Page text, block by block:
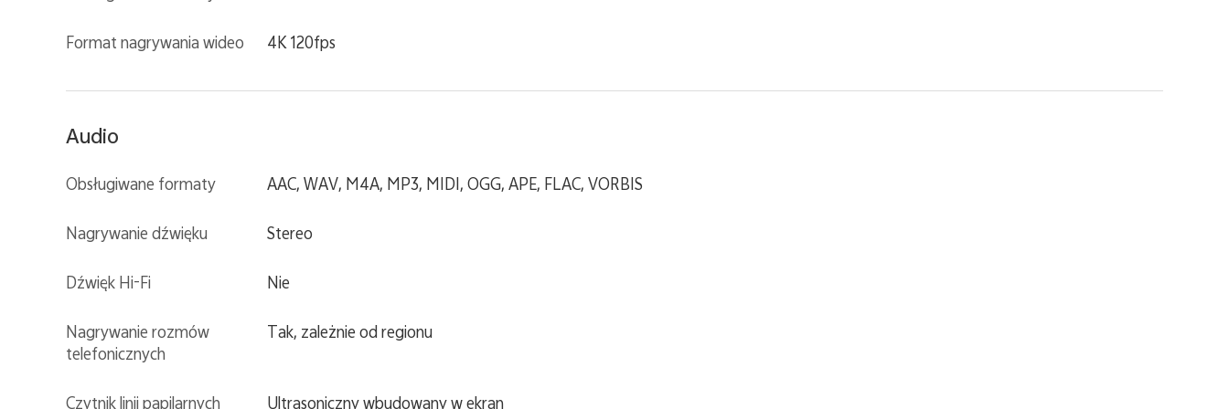
Format nagrywania wideo 4K 120fps
Audio
Obsługiwane formaty AAC, WAV, M4A, MP3, MIDI, OGG, APE, FLAC, VORBIS
Nagrywanie dźwięku Stereo
Dźwięk Hi-Fi Nie
Nagrywanie rozmów
telefonicznych
Tak, zależnie od regionu
Czytnik linii papilarnych Ultrasoniczny wbudowany w ekran